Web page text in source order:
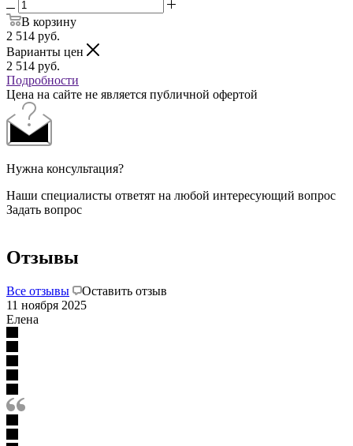
В корзину
2 514 руб.
Варианты цен
2 514 руб.
Подробности
Цена на сайте не является публичной офертой
Нужна консультация?
Наши специалисты ответят на любой интересующий вопрос
Задать вопрос
Отзывы
Все отзывы
Оставить отзыв
11 ноября 2025
Елена